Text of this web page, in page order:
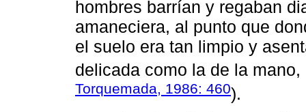
hombres barrían y regaban
amaneciera, al punto que
el suelo era tan limpio y
delicada como la de la
Torquemada, 1986: 460).